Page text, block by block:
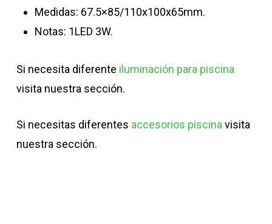
Medidas: 67.5×85/110x100x65mm.
Notas: 1LED 3W.
Si necesita diferente iluminación para piscina
visita nuestra sección.
Si necesitas diferentes accesorios piscinavisita
nuestra sección.